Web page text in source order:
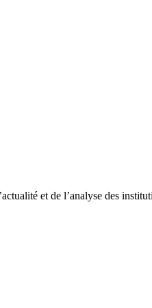
et de l’analyse des